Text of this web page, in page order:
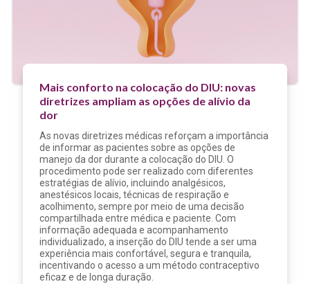
Mais conforto na colocação do DIU: novas
diretrizes ampliam as opções de alívio da
dor
As novas diretrizes médicas reforçam a importância
de informar as pacientes sobre as opções de
manejo da dor durante a colocação do DIU. O
procedimento pode ser realizado com diferentes
estratégias de alívio, incluindo analgésicos,
anestésicos locais, técnicas de respiração e
acolhimento, sempre por meio de uma decisão
compartilhada entre médica e paciente. Com
informação adequada e acompanhamento
individualizado, a inserção do DIU tende a ser uma
experiência mais confortável, segura e tranquila,
incentivando o acesso a um método contraceptivo
eficaz e de longa duração.